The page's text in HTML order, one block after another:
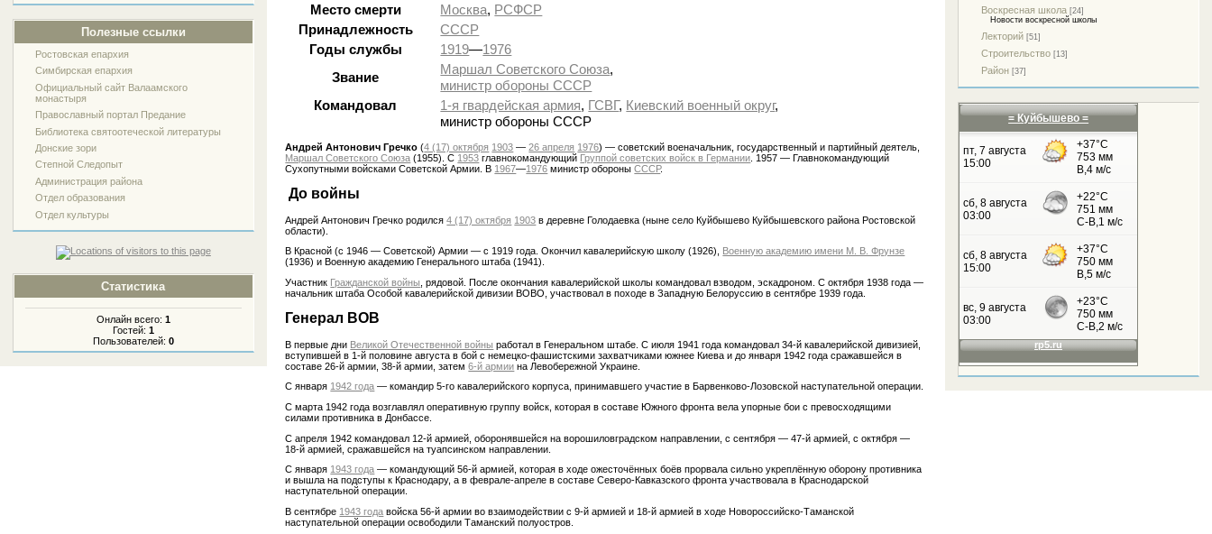
Полезные ссылки
Ростовская епархия
Симбирская епархия
Официальный сайт Валаамского
монастыря
Православный портал Предание
Библиотека святоотеческой литературы
Донские зори
Степной Следопыт
Администрация района
Отдел образования
Отдел культуры
Статистика
Онлайн всего: 1
Гостей: 1
Пользователей: 0
Воскресная школа [24]
Новости воскресной школы
Лекторий [51]
Строительство [13]
Район [37]
= Куйбышево =
Место смерти
Москва, РСФСР
Принадлежность
СССР
Годы службы
1919—1976
Звание
Маршал Советского Союза,
министр обороны СССР
Командовал
1-я гвардейская армия, ГСВГ, Киевский военный округ,
министр обороны СССР
Андрей Антонович Гречко (4 (17) октября 1903 —26 апреля 1976) — советский военачальник, государственный и партийный деятель,
Маршал Советского Союза (1955). C 1953 главнокомандующий Группой советских войск в Германии . 1957 — Главнокомандующий
Сухопутными войсками Советской Армии. В 1967—1976 министр обороныСССР.
До войны
Андрей Антонович Гречко родился4 (17) октября 1903 в деревне Голодаевка (ныне село Куйбышево Куйбышевского района Ростовской
области).
В Красной (с 1946 — Советской) Армии — с 1919 года. Окончил кавалерийскую школу (1926),
Военную академию имени М. В. Фрунзе
(1936) и Военную академию Генерального штаба (1941).
Участник Гражданской войны , рядовой. После окончания кавалерийской школы командовал взводом, эскадроном. С октября 1938 года —
начальник штаба Особой кавалерийской дивизии ВОВО, участвовал в походе в Западную Белоруссию в сентябре 1939 года.
Генерал ВОВ
В первые дни Великой Отечественной войны работал в Генеральном штабе. С июля 1941 года командовал 34-й кавалерийской дивизией,
вступившей в 1-й половине августа в бой с немецко-фашистскими захватчиками южнее Киева и до января 1942 года сражавшейся в
составе 26-й армии, 38-й армии, затем6-й армии на Левобережной Украине.
С января 1942 года — командир 5-го кавалерийского корпуса, принимавшего участие в Барвенково-Лозовской наступательной операции.
С марта 1942 года возглавлял оперативную группу войск, которая в составе Южного фронта вела упорные бои с превосходящими
силами противника в Донбассе.
С апреля 1942 командовал 12-й армией, оборонявшейся на ворошиловградском направлении, с сентября — 47-й армией, с октября —
18-й армией, сражавшейся на туапсинском направлении.
С января 1943 года — командующий 56-й армией, которая в ходе ожесточённых боёв прорвала сильно укреплённую оборону противника
и вышла на подступы к Краснодару, а в феврале-апреле в составе Северо-Кавказского фронта участвовала в Краснодарской
наступательной операции.
В сентябре 1943 года войска 56-й армии во взаимодействии с 9-й армией и 18-й армией в ходе Новороссийско-Таманской
наступательной операции освободили Таманский полуостров.